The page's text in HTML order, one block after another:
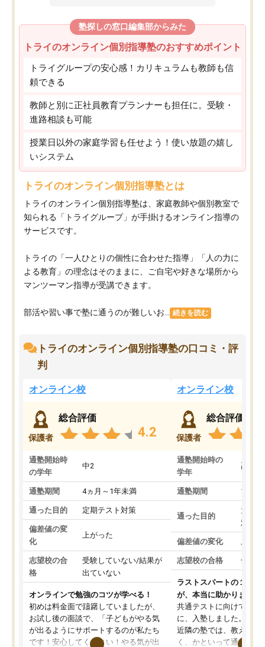
塾探しの窓口編集部からみた
トライのオンライン個別指導塾のおすすめポイント
トライグループの安心感！カリキュラムも教師も信
頼できる
教師と別に正社員教育プランナーも担任に。受験・
進路相談も可能
授業日以外の家庭学習も任せよう！使い放題の嬉し
いシステム
トライのオンライン個別指導塾とは
トライのオンライン個別指導塾は、家庭教師や個別教室で
知られる「トライグループ」が手掛けるオンライン指導の
サービスです。
トライの「一人ひとりの個性に合わせた指導」「人の力に
よる教育」の理念はそのままに、ご自宅や好きな場所から
マンツーマン指導が受講できます。
部活や習い事で塾に通うのが難しいお... 続きを読む
トライのオンライン個別指導塾の口コミ・評
判
オンライン校
保護者
総合評価
4.2
通塾開始時
の学年
中2
通塾期間 4ヵ月～1年未満
通った目的 定期テスト対策
偏差値の変
化
上がった
志望校の合
格
受験していない/結果が
出ていない
オンラインで勉強のコツが学べる！
初めは料金面で躊躇していましたが、
お試し後の面談で、「子どもがやる気
が出るようにサポートするのが私たち
です！安心してください！やる気が出
オンライン校
保護者
総合評価
通塾開始時の
学年
高3
通塾期間 1～3
通った目的
大学
対策
偏差値の変化 上が
志望校の合格 合格
ラストスパートの１か月
が、本当に助かりました
共通テストに向けての追
に、入塾しました。田舎
近隣の塾では、教えても
く、かといって通うには